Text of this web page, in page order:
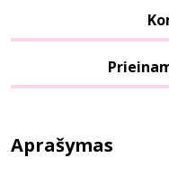
Aprašymas